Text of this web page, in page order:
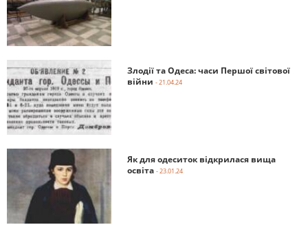
Злодії та Одеса: часи Першої світової
війни - 21.04.24
Як для одеситок відкрилася вища
освіта - 23.01.24